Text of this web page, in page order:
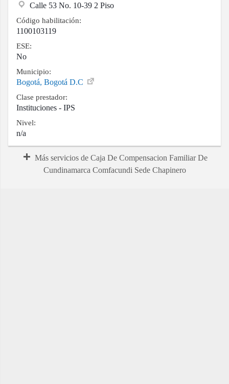
Contacto
Calle 53 No. 10-39 2 Piso
Código habilitación:
1100103119
ESE:
No
Municipio:
Bogotá, Bogotá D.C
Clase prestador:
Instituciones - IPS
Nivel:
n/a
Más servicios de Caja De Compensacion Familiar De
Cundinamarca Comfacundi Sede Chapinero